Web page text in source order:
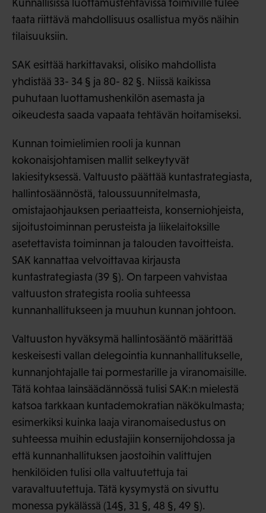
Kunnallisissa luottamustehtävissä toimiville tulee
taata riittävä mahdollisuus osallistua myös näihin
tilaisuuksiin.
SAK esittää harkittavaksi, olisiko mahdollista
yhdistää 33- 34 § ja 80- 82 §. Niissä kaikissa
puhutaan luottamushenkilön asemasta ja
oikeudesta saada vapaata tehtävän hoitamiseksi.
Kunnan toimielimien rooli ja kunnan
kokonaisjohtamisen mallit selkeytyvät
lakiesityksessä. Valtuusto päättää kuntastrategiasta,
hallintosäännöstä, taloussuunnitelmasta,
omistajaohjauksen periaatteista, konserniohjeista,
sijoitustoiminnan perusteista ja liikelaitoksille
asetettavista toiminnan ja talouden tavoitteista.
SAK kannattaa velvoittavaa kirjausta
kuntastrategiasta (39 §). On tarpeen vahvistaa
valtuuston strategista roolia suhteessa
kunnanhallitukseen ja muuhun kunnan johtoon.
Valtuuston hyväksymä hallintosääntö määrittää
keskeisesti vallan delegointia kunnanhallitukselle,
kunnanjohtajalle tai pormestarille ja viranomaisille.
Tätä kohtaa lainsäädännössä tulisi SAK:n mielestä
katsoa tarkkaan kuntademokratian näkökulmasta;
esimerkiksi kuinka laaja viranomaisedustus on
suhteessa muihin edustajiin konsernijohdossa ja
että kunnanhallituksen jaostoihin valittujen
henkilöiden tulisi olla valtuutettuja tai
varavaltuutettuja. Tätä kysymystä on sivuttu
monessa pykälässä (14§, 31 §, 48 §, 49 §).